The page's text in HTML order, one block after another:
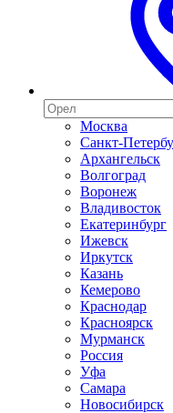
Москва
Санкт-
Архангельск
Волгоград
Воронеж
Владивосток
Екатеринбург
Ижевск
Иркутск
Казань
Кемерово
Краснодар
Красноярск
Мурманск
Россия
Уфа
Самара
Новосибирск